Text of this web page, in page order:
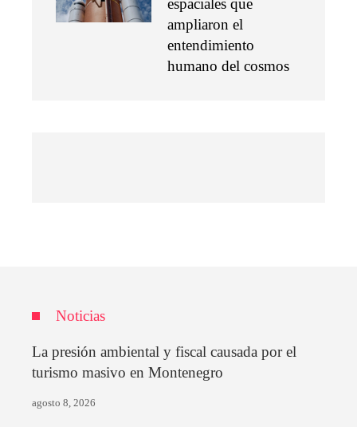
ampliaron el
entendimiento
humano del cosmos
Noticias
La presión ambiental y fiscal causada por el
turismo masivo en Montenegro
agosto 8, 2026